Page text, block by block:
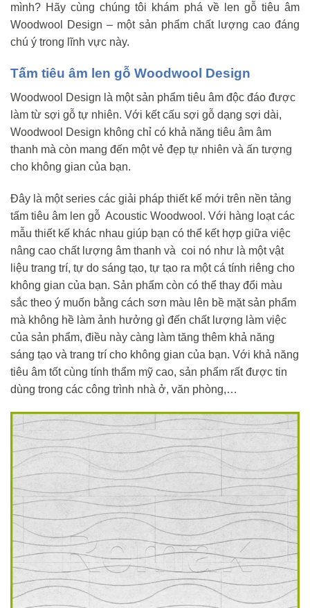
mình? Hãy cùng chúng tôi khám phá về len gỗ tiêu âm
Woodwool Design – một sản phẩm chất lượng cao đáng
chú ý trong lĩnh vực này.
Tấm tiêu âm len gỗ Woodwool Design
Woodwool Design là một sản phẩm tiêu âm độc đáo được
làm từ sợi gỗ tự nhiên. Với kết cấu sợi gỗ dạng sợi dài,
Woodwool Design không chỉ có khả năng tiêu âm âm
thanh mà còn mang đến một vẻ đẹp tự nhiên và ấn tượng
cho không gian của bạn.
Đây là một series các giải pháp thiết kế mới trên nền tảng
tấm tiêu âm len gỗ Acoustic Woodwool. Với hàng loạt các
mẫu thiết kế khác nhau giúp bạn có thể kết hợp giữa việc
nâng cao chất lượng âm thanh và coi nó như là một vật
liệu trang trí, tự do sáng tạo, tự tạo ra một cá tính riêng cho
không gian của bạn. Sản phẩm còn có thể thay đổi màu
sắc theo ý muốn bằng cách sơn màu lên bề mặt sản phẩm
mà không hề làm ảnh hưởng gì đến chất lượng làm việc
của sản phẩm, điều này càng làm tăng thêm khả năng
sáng tạo và trang trí cho không gian của bạn. Với khả năng
tiêu âm tốt cùng tính thẩm mỹ cao, sản phẩm rất được tin
dùng trong các công trình nhà ở, văn phòng,…